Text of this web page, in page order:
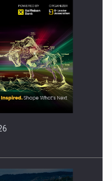
reincep sa intre pe…